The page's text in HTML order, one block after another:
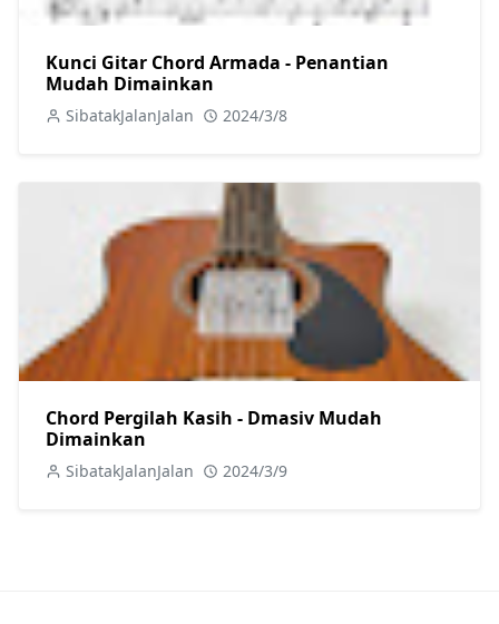
Kunci Gitar Chord Armada - Penantian
Mudah Dimainkan
SibatakJalanJalan 2024/3/8
Chord Pergilah Kasih - Dmasiv Mudah
Dimainkan
SibatakJalanJalan 2024/3/9